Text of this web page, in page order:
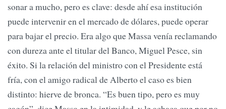
sonar a mucho, pero es clave: desde ahí esa institución
puede intervenir en el mercado de dólares, puede operar
para bajar el precio. Era algo que Massa venía reclamando
con dureza ante el titular del Banco, Miguel Pesce, sin
éxito. Si la relación del ministro con el Presidente está
fría, con el amigo radical de Alberto el caso es bien
distinto: hierve de bronca. “Es buen tipo, pero es muy